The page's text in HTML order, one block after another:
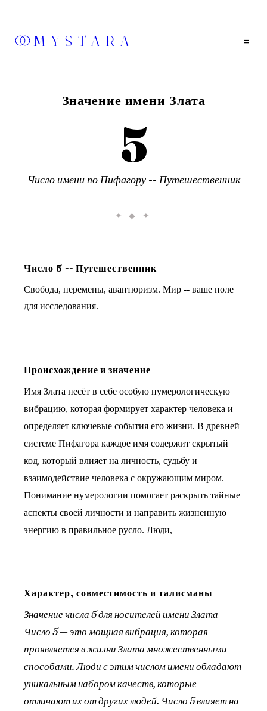
MYSTARA =
Значение имени Злата
5
Число имени по Пифагору -- Путешественник
✦ ◆ ✦
Число 5 -- Путешественник
Свобода, перемены, авантюризм. Мир -- ваше поле
для исследования.
Происхождение и значение
Имя Злата несёт в себе особую нумерологическую
вибрацию, которая формирует характер человека и
определяет ключевые события его жизни. В древней
системе Пифагора каждое имя содержит скрытый
код, который влияет на личность, судьбу и
взаимодействие человека с окружающим миром.
Понимание нумерологии помогает раскрыть тайные
аспекты своей личности и направить жизненную
энергию в правильное русло. Люди,
Характер, совместимость и талисманы
Значение числа 5 для носителей имени Злата
Число 5 — это мощная вибрация, которая
проявляется в жизни Злата множественными
способами. Люди с этим числом имени обладают
уникальным набором качеств, которые
отличают их от других людей. Число 5 влияет на